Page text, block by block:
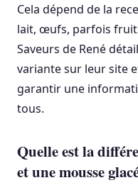
Cela dépend de la
lait, œufs, parfois
Saveurs de René
variante sur leur site
garantir une
tous.
Quelle est la
et une mousse